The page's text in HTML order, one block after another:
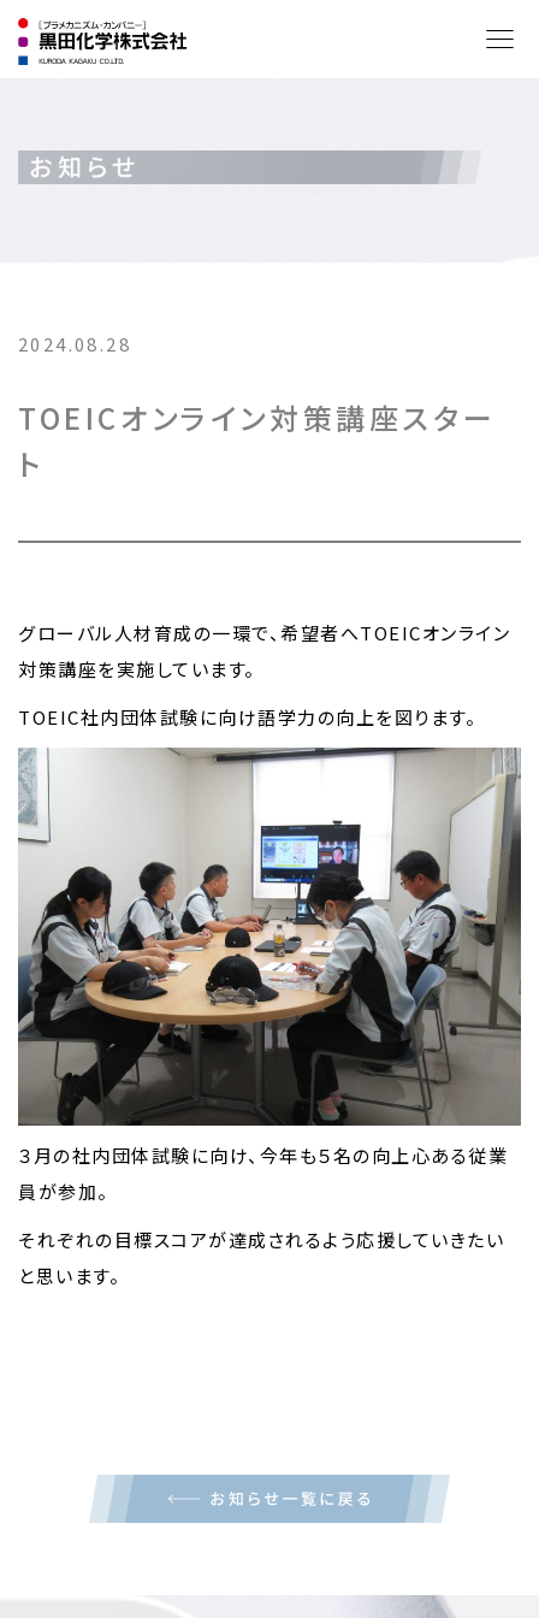
2024.08.28
TOEICオンライン対策講座スター
ト
グローバル人材育成の一環で、希望者へTOEICオンライン
対策講座を実施しています。
TOEIC社内団体試験に向け語学力の向上を図ります。
３月の社内団体試験に向け、今年も５名の向上心ある従業
員が参加。
それぞれの目標スコアが達成されるよう応援していきたい
と思います。